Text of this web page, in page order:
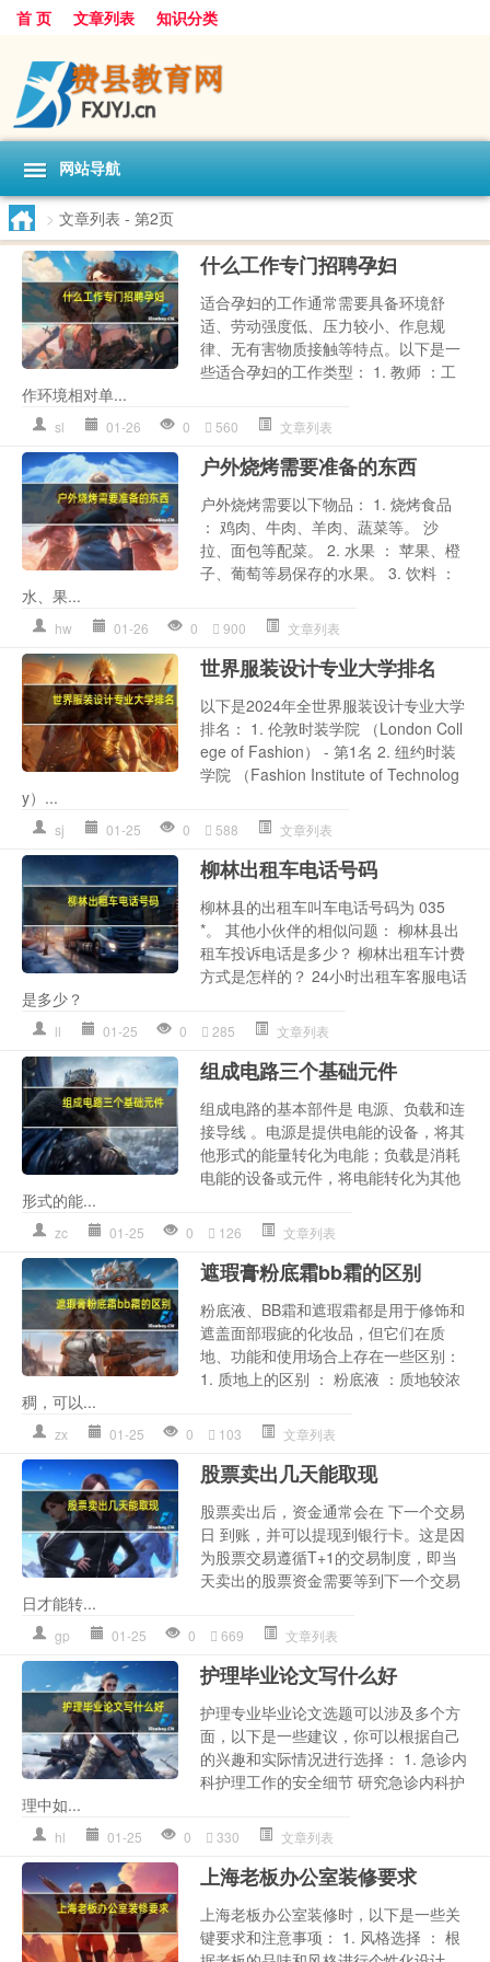
首 页 文章列表 知识分类
网站导航
> 文章列表 - 第2页
什么工作专门招聘孕妇
适合孕妇的工作通常需要具备环境舒
适、劳动强度低、压力较小、作息规
律、无有害物质接触等特点。以下是一
些适合孕妇的工作类型： 1. 教师 ：工
作环境相对单...
sl 01-26 0 560 文章列表
户外烧烤需要准备的东西
户外烧烤需要以下物品： 1. 烧烤食品
： 鸡肉、牛肉、羊肉、蔬菜等。 沙
拉、面包等配菜。 2. 水果 ： 苹果、橙
子、葡萄等易保存的水果。 3. 饮料 ：
水、果...
hw 01-26 0 900 文章列表
世界服装设计专业大学排名
以下是2024年全世界服装设计专业大学
排名： 1. 伦敦时装学院 （London Coll
ege of Fashion） - 第1名 2. 纽约时装
学院 （Fashion Institute of Technolog
y）...
sj 01-25 0 588 文章列表
柳林出租车电话号码
柳林县的出租车叫车电话号码为 035
*。 其他小伙伴的相似问题： 柳林县出
租车投诉电话是多少？ 柳林出租车计费
方式是怎样的？ 24小时出租车客服电话
是多少？
ll 01-25 0 285 文章列表
组成电路三个基础元件
组成电路的基本部件是 电源、负载和连
接导线 。电源是提供电能的设备，将其
他形式的能量转化为电能；负载是消耗
电能的设备或元件，将电能转化为其他
形式的能...
zc 01-25 0 126 文章列表
遮瑕膏粉底霜bb霜的区别
粉底液、BB霜和遮瑕霜都是用于修饰和
遮盖面部瑕疵的化妆品，但它们在质
地、功能和使用场合上存在一些区别：
1. 质地上的区别 ： 粉底液 ：质地较浓
稠，可以...
zx 01-25 0 103 文章列表
股票卖出几天能取现
股票卖出后，资金通常会在 下一个交易
日 到账，并可以提现到银行卡。这是因
为股票交易遵循T+1的交易制度，即当
天卖出的股票资金需要等到下一个交易
日才能转...
gp 01-25 0 669 文章列表
护理毕业论文写什么好
护理专业毕业论文选题可以涉及多个方
面，以下是一些建议，你可以根据自己
的兴趣和实际情况进行选择： 1. 急诊内
科护理工作的安全细节 研究急诊内科护
理中如...
hl 01-25 0 330 文章列表
上海老板办公室装修要求
上海老板办公室装修时，以下是一些关
键要求和注意事项： 1. 风格选择 ： 根